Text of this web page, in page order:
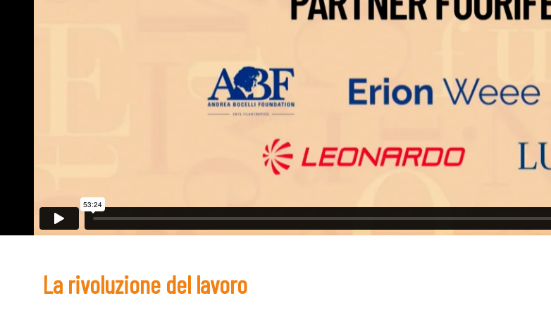
La rivoluzione del lavoro